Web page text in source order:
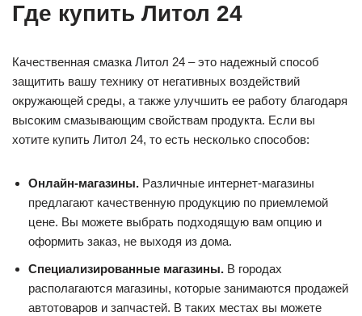
Где купить Литол 24
Качественная смазка Литол 24 – это надежный способ
защитить вашу технику от негативных воздействий
окружающей среды, а также улучшить ее работу благодаря
высоким смазывающим свойствам продукта. Если вы
хотите купить Литол 24, то есть несколько способов:
Онлайн-магазины. Различные интернет-магазины
предлагают качественную продукцию по приемлемой
цене. Вы можете выбрать подходящую вам опцию и
оформить заказ, не выходя из дома.
Специализированные магазины. В городах
располагаются магазины, которые занимаются продажей
автотоваров и запчастей. В таких местах вы можете